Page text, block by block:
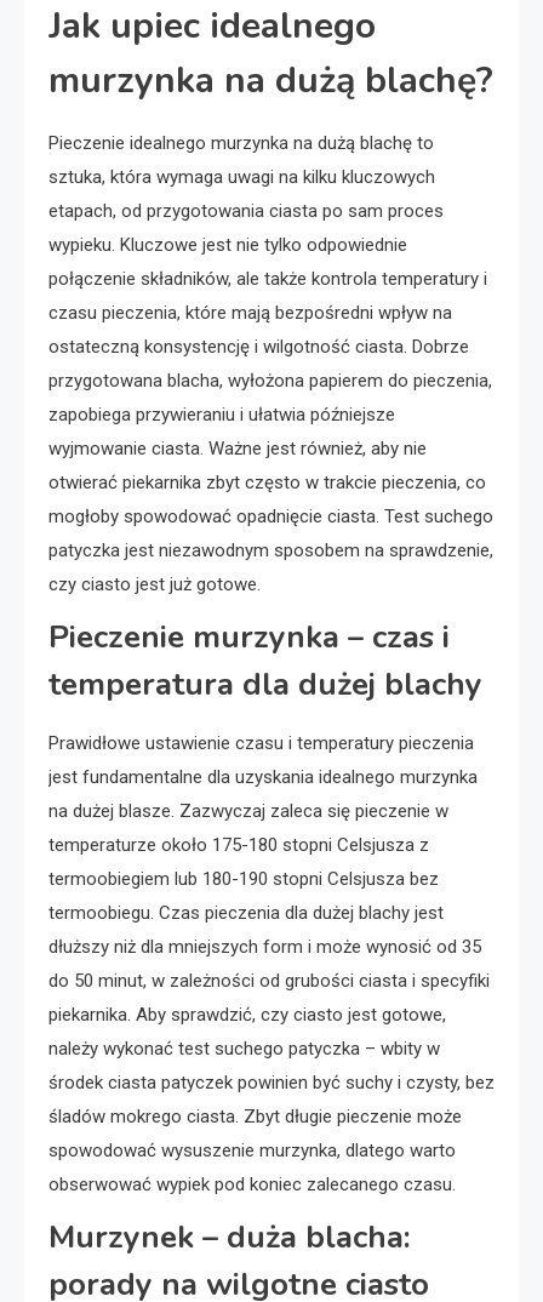
Jak upiec idealnego
murzynka na dużą blachę?
Pieczenie idealnego murzynka na dużą blachę to
sztuka, która wymaga uwagi na kilku kluczowych
etapach, od przygotowania ciasta po sam proces
wypieku. Kluczowe jest nie tylko odpowiednie
połączenie składników, ale także kontrola temperatury i
czasu pieczenia, które mają bezpośredni wpływ na
ostateczną konsystencję i wilgotność ciasta. Dobrze
przygotowana blacha, wyłożona papierem do pieczenia,
zapobiega przywieraniu i ułatwia późniejsze
wyjmowanie ciasta. Ważne jest również, aby nie
otwierać piekarnika zbyt często w trakcie pieczenia, co
mogłoby spowodować opadnięcie ciasta. Test suchego
patyczka jest niezawodnym sposobem na sprawdzenie,
czy ciasto jest już gotowe.
Pieczenie murzynka – czas i
temperatura dla dużej blachy
Prawidłowe ustawienie czasu i temperatury pieczenia
jest fundamentalne dla uzyskania idealnego murzynka
na dużej blasze. Zazwyczaj zaleca się pieczenie w
temperaturze około 175-180 stopni Celsjusza z
termoobiegiem lub 180-190 stopni Celsjusza bez
termoobiegu. Czas pieczenia dla dużej blachy jest
dłuższy niż dla mniejszych form i może wynosić od 35
do 50 minut, w zależności od grubości ciasta i specyfiki
piekarnika. Aby sprawdzić, czy ciasto jest gotowe,
należy wykonać test suchego patyczka – wbity w
środek ciasta patyczek powinien być suchy i czysty, bez
śladów mokrego ciasta. Zbyt długie pieczenie może
spowodować wysuszenie murzynka, dlatego warto
obserwować wypiek pod koniec zalecanego czasu.
Murzynek – duża blacha:
porady na wilgotne ciasto